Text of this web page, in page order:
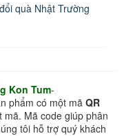
quà Nhật Trường
Kon Tum-
phẩm có một mã QR
mã. Mã code giúp phân
tôi hỗ trợ quý khách